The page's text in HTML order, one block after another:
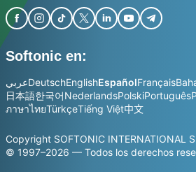
Softonic en:
عربيDeutschEnglishEspañolFrançais
日本語한국어NederlandsPolskiPortuguês
ภาษาไทยTürkçeTiếng Việt中文
Copyright SOFTONIC INTERNATIONAL
© 1997–2026 — Todos los derechos